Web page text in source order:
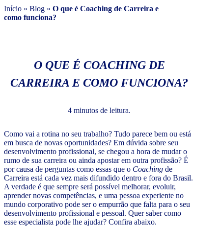
Início » Blog » O que é Coaching de Carreira e
como funciona?
O QUE É COACHING DE
CARREIRA E COMO FUNCIONA?
4 minutos de leitura.
Como vai a rotina no seu trabalho? Tudo parece bem ou está
em busca de novas oportunidades? Em dúvida sobre seu
desenvolvimento profissional, se chegou a hora de mudar o
rumo de sua carreira ou ainda apostar em outra profissão? É
por causa de perguntas como essas que o Coaching de
Carreira está cada vez mais difundido dentro e fora do Brasil.
A verdade é que sempre será possível melhorar, evoluir,
aprender novas competências, e uma pessoa experiente no
mundo corporativo pode ser o empurrão que falta para o seu
desenvolvimento profissional e pessoal. Quer saber como
esse especialista pode lhe ajudar? Confira abaixo.